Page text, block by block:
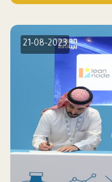
الأعمال، اللواتي خضعن لبرنامج حاضنة مدته 8 أسابيع، أفكاراً مبتكرة
21-08-2023